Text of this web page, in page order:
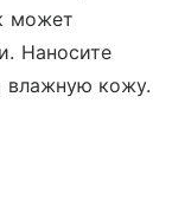
может
Наносите
влажную кожу.